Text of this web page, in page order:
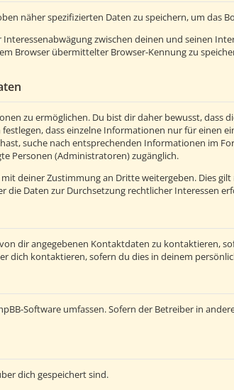
näher spezifizierten Daten zu speichern, um das
zwischen deinen und seinen
Browser übermittelter Browser-Kennung zu
zu ermöglichen. Du bist dir daher bewusst,
dass einzelne Informationen nur für einen
suche nach entsprechenden Informationen im
Personen (Administratoren) zugänglich.
deiner Zustimmung an Dritte weitergeben. Dies
die Daten zur Durchsetzung rechtlicher Interessen
dir angegebenen Kontaktdaten zu kontaktieren,
dich kontaktieren, sofern du dies in deinem
Software umfassen. Sofern der Betreiber in
dich gespeichert sind.